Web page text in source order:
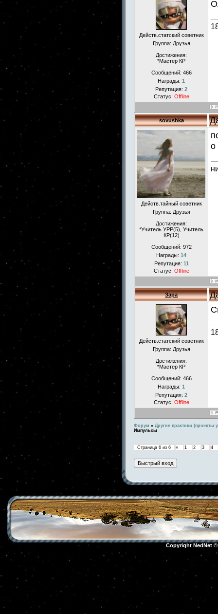
Действ.статский советник
Группа: Друзья
Достижения:
*Мастер КР
Сообщений: 466
Награды: 1
Репутация: 2
Статус: Offline
sovushka
Действ.тайный советник
Группа: Друзья
Достижения:
*Учитель УРР(5), Учитель
КР(12)
Сообщений: 972
Награды: 14
Репутация: 11
Статус: Offline
о
Зара
Действ.статский советник
Группа: Друзья
Достижения:
*Мастер КР
Сообщений: 466
Награды: 1
Репутация: 2
Статус: Offline
Форум » Другие практики (проекты
Импульсы
Страница 6 из 6 « 1 2 3 4
Copyright NedNet